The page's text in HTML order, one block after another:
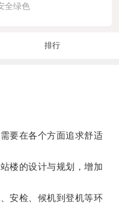
全绿色
排行
要在各个方面追求舒适
的设计与规划，增加
安检、候机到登机等环